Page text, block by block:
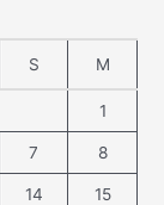
S M
1
7 8
14 15